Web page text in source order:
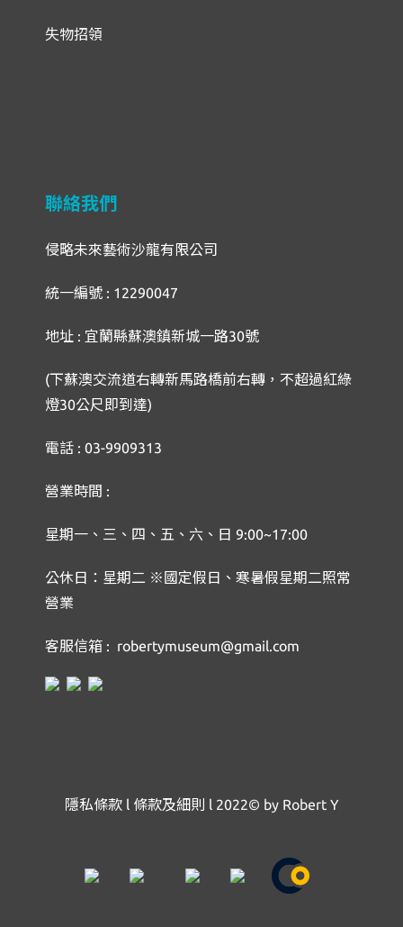
失物招領
聯絡我們
侵略未來藝術沙龍有限公司
統一編號 : 12290047
地址 : 宜蘭縣蘇澳鎮新城一路30號
(下蘇澳交流道右轉新馬路橋前右轉，不超過紅綠
燈30公尺即到達)
電話 : 03-9909313
營業時間 :
星期一、三、四、五、六、日 9:00~17:00
公休日：星期二 ※國定假日、寒暑假星期二照常
營業
客服信箱 : robertymuseum@gmail.com
隱私條款l 條款及細則 l 2022© by Robert Y